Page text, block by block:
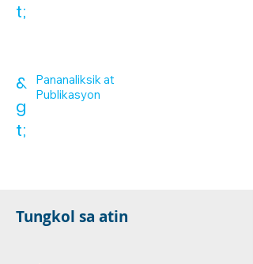
t;
&
g
t;
Pananaliksik at
Publikasyon
Tungkol sa atin